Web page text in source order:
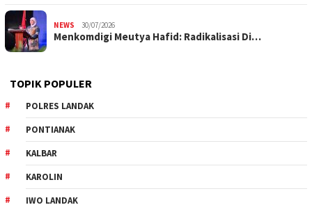
NEWS 30/07/2026
Menkomdigi Meutya Hafid: Radikalisasi Di…
TOPIK POPULER
POLRES LANDAK
PONTIANAK
KALBAR
KAROLIN
IWO LANDAK